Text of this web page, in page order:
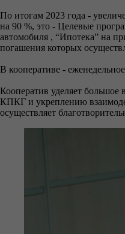
По итогам 2023 года -
на 90 %, это - Целевые
автомобиля , “Ипотека” на
погашения которых
В кооперативе -
Кооператив уделяет
КПКГ и укреплению
осуществляет